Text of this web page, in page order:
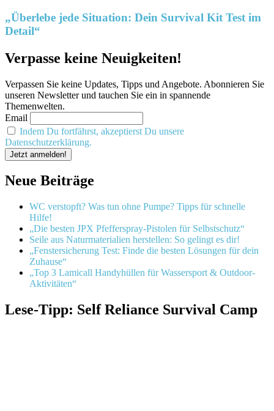
„Überlebe jede Situation: Dein Survival Kit Test im
Detail“
Verpasse keine Neuigkeiten!
Verpassen Sie keine Updates, Tipps und Angebote. Abonnieren Sie
unseren Newsletter und tauchen Sie ein in spannende
Themenwelten.
Email
Indem Du fortfährst, akzeptierst Du unsere
Datenschutzerklärung.
Neue Beiträge
WC verstopft? Was tun ohne Pumpe? Tipps für schnelle
Hilfe!
„Die besten JPX Pfefferspray-Pistolen für Selbstschutz“
Seile aus Naturmaterialien herstellen: So gelingt es dir!
„Fenstersicherung Test: Finde die besten Lösungen für dein
Zuhause“
„Top 3 Lamicall Handyhüllen für Wassersport & Outdoor-
Aktivitäten“
Lese-Tipp: Self Reliance Survival Camp